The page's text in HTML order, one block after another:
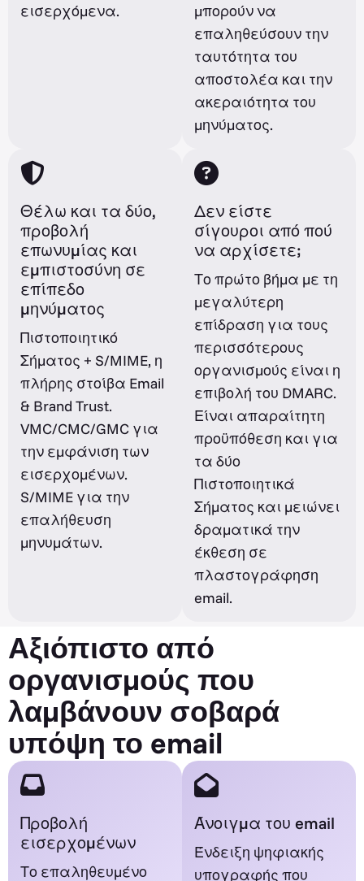
εισερχόμενα.
μπορούν να
επαληθεύσουν την
ταυτότητα του
αποστολέα και την
ακεραιότητα του
μηνύματος.
Θέλω και τα δύο,
προβολή
επωνυμίας και
εμπιστοσύνη σε
επίπεδο
μηνύματος
Πιστοποιητικό
Σήματος + S/MIME, η
πλήρης στοίβα Email
& Brand Trust.
VMC/CMC/GMC για
την εμφάνιση των
εισερχομένων.
S/MIME για την
επαλήθευση
μηνυμάτων.
Δεν είστε
σίγουροι από πού
να αρχίσετε;
Το πρώτο βήμα με τη
μεγαλύτερη
επίδραση για τους
περισσότερους
οργανισμούς είναι η
επιβολή του DMARC.
Είναι απαραίτητη
προϋπόθεση και για
τα δύο
Πιστοποιητικά
Σήματος και μειώνει
δραματικά την
έκθεση σε
πλαστογράφηση
email.
Αξιόπιστο από
οργανισμούς που
λαμβάνουν σοβαρά
υπόψη το email
Προβολή
εισερχομένων
Το επαληθευμένο
Άνοιγμα του email
Ένδειξη ψηφιακής
υπογραφής που